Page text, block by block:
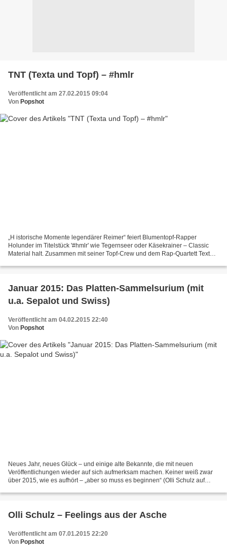
TNT (Texta und Topf) – #hmlr
Veröffentlicht am 27.02.2015 09:04
Von Popshot
„H istorische Momente legendärer Reimer“ feiert Blumentopf-Rapper
Holunder im Titelstück '#hmlr' wie Tegernseer oder Käsekrainer – Classic
Material halt. Zusammen mit seiner Topf-Crew und dem Rap-Quartett Texta
Januar 2015: Das Platten-Sammelsurium (mit
u.a. Sepalot und Swiss)
Veröffentlicht am 04.02.2015 22:40
Von Popshot
Neues Jahr, neues Glück – und einige alte Bekannte, die mit neuen
Veröffentlichungen wieder auf sich aufmerksam machen. Keiner weiß zwar
über 2015, wie es aufhört – „aber so muss es beginnen“ (Olli Schulz auf
Olli Schulz – Feelings aus der Asche
Veröffentlicht am 07.01.2015 22:20
Von Popshot